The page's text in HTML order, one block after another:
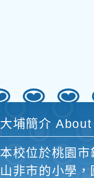
大埔簡介
本校位於桃園
山非市的小學